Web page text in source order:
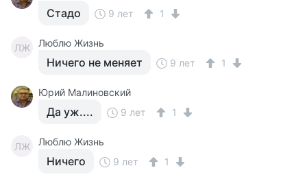
Стадо 9 лет 1
ЛЖ Люблю Жизнь
Ничего не меняет 9 лет 1
Юрий Малиновский
Да уж.... 9 лет 1
ЛЖ Люблю Жизнь
Ничего 9 лет 1